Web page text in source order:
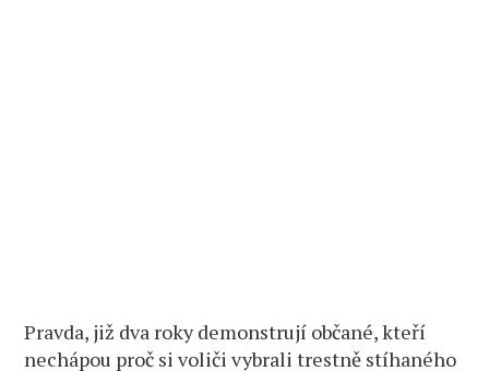
Pravda, již dva roky demonstrují občané, kteří
nechápou proč si voliči vybrali trestně stíhaného